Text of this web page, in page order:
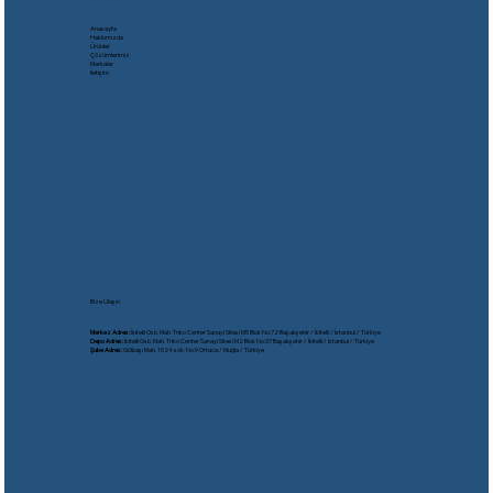
Anasayfa
Hakkımızda
Ürünler
Çözümlerimiz
Markalar
İletişim
Bize Ulaşın
Merkez Adres:İkitelli Osb. Mah. Triko Center Sanayi Sitesi M5 Blok No:72 Başakşehir / İkitelli / İstanbul / Türkiye
Depo Adres:İkitelli Osb. Mah. Triko Center Sanayi Sitesi M2 Blok No:37 Başakşehir / İkitelli / İstanbul / Türkiye
Şube Adres:Gölbaşı Mah. 1524 sok. No:9 Ortaca / Muğla / Türkiye